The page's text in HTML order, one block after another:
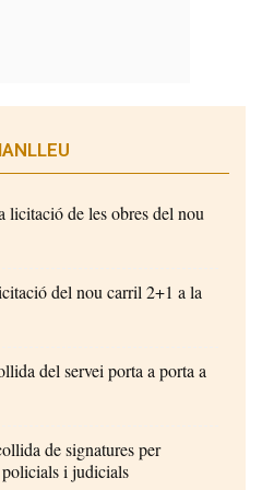
licitació de les obres del nou
del nou carril 2+1 a la
del servei porta a porta a
de signatures per
policials i judicials